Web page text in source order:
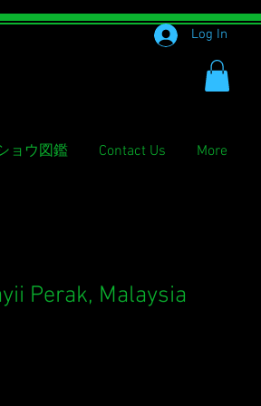
Log In
Perak, Malaysia
ョウ図鑑 Contact Us More